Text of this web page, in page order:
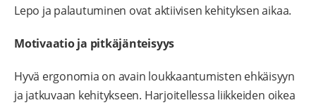
Lepo ja palautuminen ovat aktiivisen kehityksen aikaa.
Motivaatio ja pitkäjänteisyys
Hyvä ergonomia on avain loukkaantumisten ehkäisyyn
ja jatkuvaan kehitykseen. Harjoitellessa liikkeiden oikea